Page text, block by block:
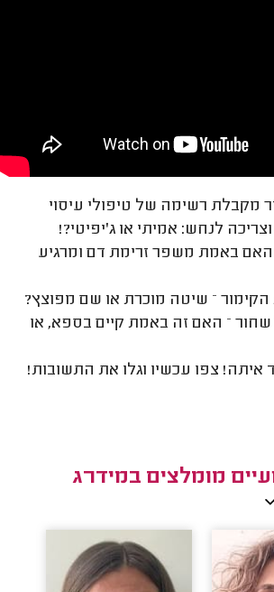
מקבלת רשימה של טיפולי עיסוי
לנחש: אמיתי או ג'יפיטי?!
האם באמת משפר זרימת דם ומרגיע
הקימור – שיטה מוכרת או שם מפוצץ?
שחור – האם זה באמת קיים בספא, או
איתה! צפו עכשיו וגלו את התשובות!
מומלצים במידרג